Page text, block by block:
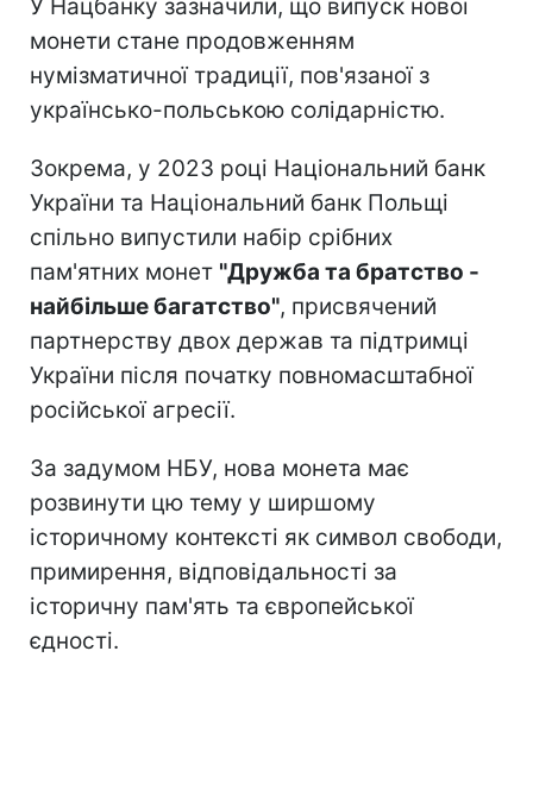
У Нацбанку зазначили, що випуск нової
монети стане продовженням
нумізматичної традиції, пов'язаної з
українсько-польською солідарністю.
Зокрема, у 2023 році Національний банк
України та Національний банк Польщі
спільно випустили набір срібних
пам'ятних монет "Дружба та братство -
найбільше багатство", присвячений
партнерству двох держав та підтримці
України після початку повномасштабної
російської агресії.
За задумом НБУ, нова монета має
розвинути цю тему у ширшому
історичному контексті як символ свободи,
примирення, відповідальності за
історичну пам'ять та європейської
єдності.